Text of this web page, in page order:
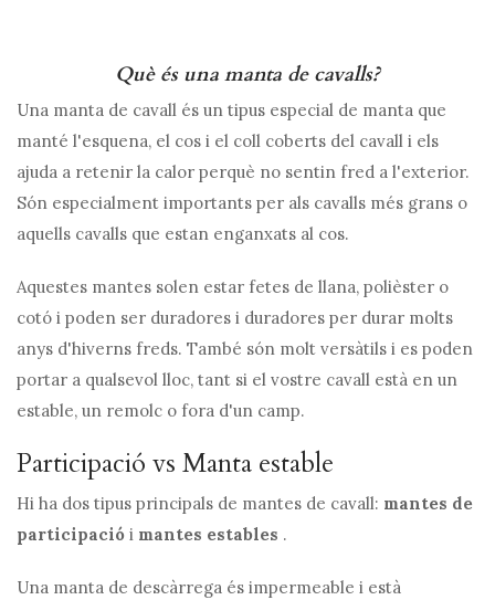
Què és una manta de cavalls?
Una manta de cavall és un tipus especial de manta que
manté l'esquena, el cos i el coll coberts del cavall i els
ajuda a retenir la calor perquè no sentin fred a l'exterior.
Són especialment importants per als cavalls més grans o
aquells cavalls que estan enganxats al cos.
Aquestes mantes solen estar fetes de llana, polièster o
cotó i poden ser duradores i duradores per durar molts
anys d'hiverns freds. També són molt versàtils i es poden
portar a qualsevol lloc, tant si el vostre cavall està en un
estable, un remolc o fora d'un camp.
Participació vs Manta estable
Hi ha dos tipus principals de mantes de cavall: mantes de
participació i mantes estables .
Una manta de descàrrega és impermeable i està